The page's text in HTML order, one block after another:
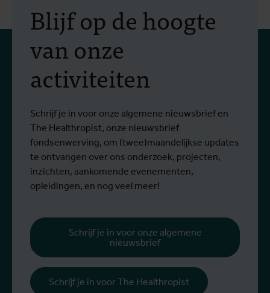
De hitte zal blijven en we
moeten ze ruimte geven
Hoe komt het dat we keer op keer
reageren alsof hitte een tijdelijke
noodtoestand is? Dit opiniestuk van
stedenbouwkundig ontwerper, is
gepubliceerd in De Tijd.
Lees meer
Blijf op de hoogte
van onze
activiteiten
Schrijf je in voor onze algemene nieuwsbrief en
The Healthropist, onze nieuwsbrief
fondsenwerving, om (twee)maandelijkse updates
te ontvangen over ons onderzoek, projecten,
inzichten, aankomende evenementen,
opleidingen, en nog veel meer!
Schrijf je in voor onze algemene
nieuwsbrief
Schrijf je in voor The Healthropist